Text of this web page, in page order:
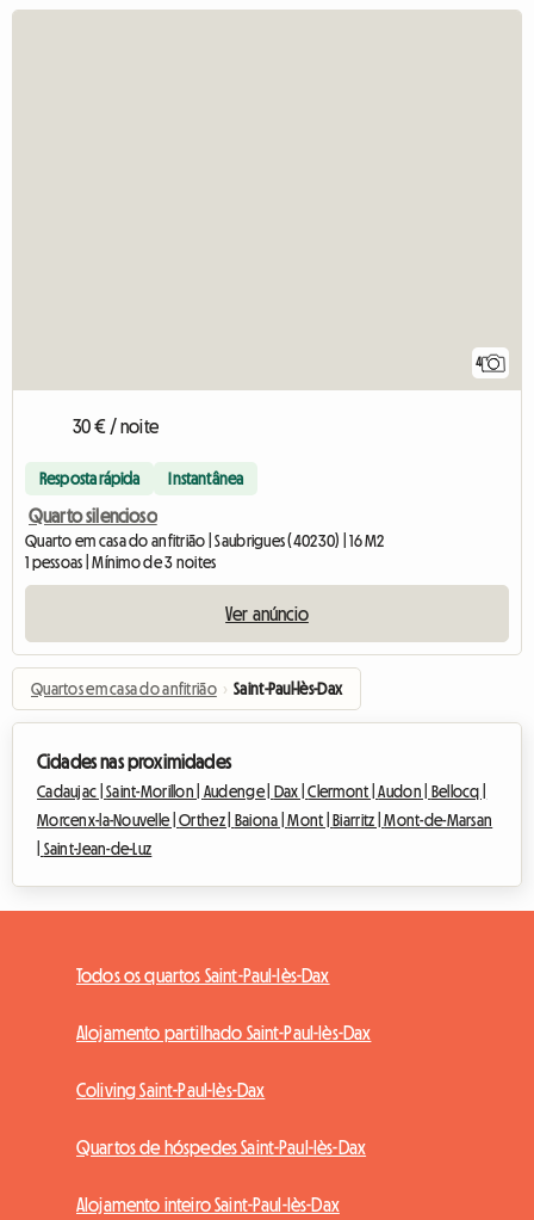
4
30 € / noite
Resposta rápida Instantânea
Quarto silencioso
Quarto em casa do anfitrião | Saubrigues (40230) | 16 M2
1 pessoas | Mínimo de 3 noites
Ver anúncio
Quartos em casa do anfitrião › Saint-Paul-lès-Dax
Cidades nas proximidades
Cadaujac |Saint-Morillon | Audenge | Dax |Clermont |Audon |
Bellocq |
Morcenx-la-Nouvelle |Orthez | Baiona |Mont | Biarritz |Mont-de-Marsan
Saint-Jean-de-Luz
Todos os quartos Saint-Paul-lès-Dax
Alojamento partilhado Saint-Paul-lès-Dax
Coliving Saint-Paul-lès-Dax
Quartos de hóspedes Saint-Paul-lès-Dax
Alojamento inteiro Saint-Paul-lès-Dax